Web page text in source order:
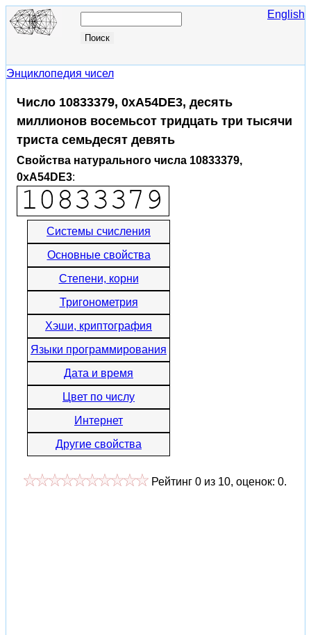
English
Энциклопедия чисел
Число 10833379, 0xA54DE3, десять
миллионов восемьсот тридцать три тысячи
триста семьдесят девять
Свойства натурального числа 10833379,
0xA54DE3:
Системы счисления
Основные свойства
Степени, корни
Тригонометрия
Хэши, криптография
Языки программирования
Дата и время
Цвет по числу
Интернет
Другие свойства
Рейтинг 0 из 10, оценок: 0.